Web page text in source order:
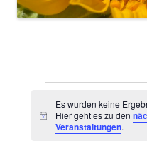
Veranstaltungen
Hinweis
Es wurden keine
Hier geht es zu den
Veranstaltungen.